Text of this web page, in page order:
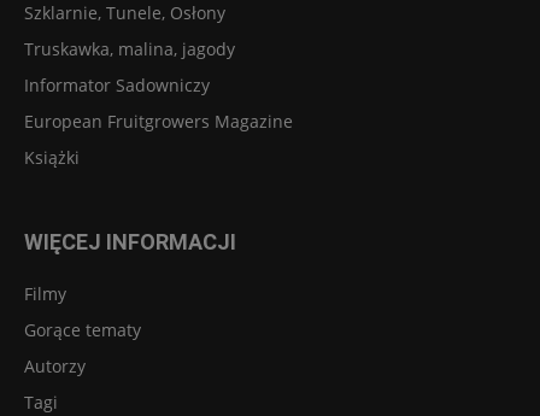
Szklarnie, Tunele, Osłony
Truskawka, malina, jagody
Informator Sadowniczy
European Fruitgrowers Magazine
Książki
WIĘCEJ INFORMACJI
Filmy
Gorące tematy
Autorzy
Tagi